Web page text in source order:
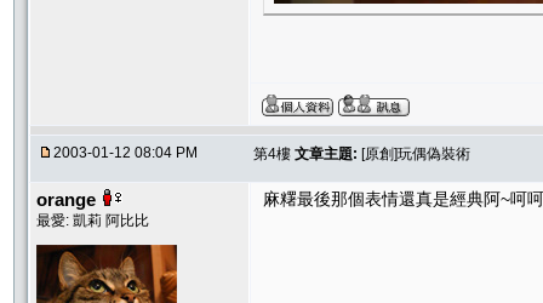
2003-01-12 08:04 PM 第4樓 文章主題: [原創]玩偶偽裝術
orange
最愛: 凱莉 阿比比
麻糬最後那個表情還真是經典阿~呵